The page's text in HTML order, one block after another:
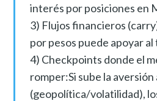
interés por posiciones en
3) Flujos financieros
por pesos puede apoyar al
4) Checkpoints donde el
romper:Si sube la aversión
(geopolítica/volatilidad),